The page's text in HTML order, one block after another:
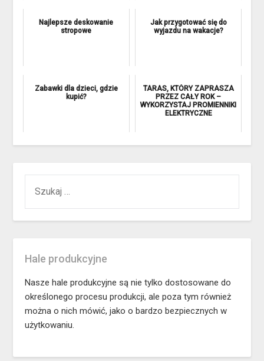
Najlepsze deskowanie
stropowe
Jak przygotować się do
wyjazdu na wakacje?
Zabawki dla dzieci, gdzie
kupić?
TARAS, KTÓRY ZAPRASZA
PRZEZ CAŁY ROK –
WYKORZYSTAJ PROMIENNIKI
ELEKTRYCZNE
Hale produkcyjne
Nasze hale produkcyjne są nie tylko dostosowane do
określonego procesu produkcji, ale poza tym również
można o nich mówić, jako o bardzo bezpiecznych w
użytkowaniu.